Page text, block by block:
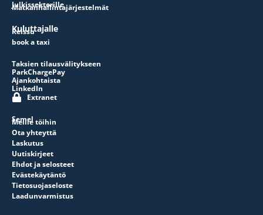
Julkissektorille
Matkanhallintajärjestelmät
Kuluttajalle
Reissu
book a taxi
Taksien tilausvälitykseen
ParkChargePay
Ajankohtaista
LinkedIn
Extranet
Semel
Meille töihin
Ota yhteyttä
Laskutus
Uutiskirjeet
Ehdot ja selosteet
Evästekäytäntö
Tietosuojaseloste
Laadunvarmistus